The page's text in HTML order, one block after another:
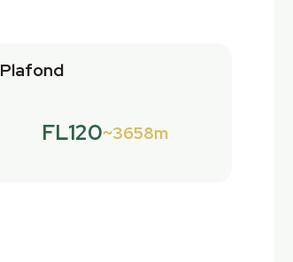
Plafond
FL120 3658m